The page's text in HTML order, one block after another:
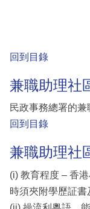
回到目錄
兼職助理社
民政事務總署的
回到目錄
兼職助理社
(i) 教育程度 – 香
時須夾附學歷証書